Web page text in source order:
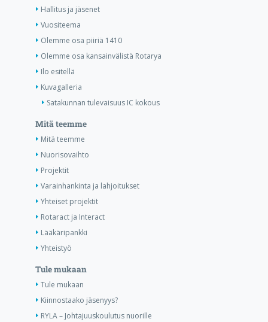
Hallitus ja jäsenet
Vuositeema
Olemme osa piiriä 1410
Olemme osa kansainvälistä Rotarya
Ilo esitellä
Kuvagalleria
Satakunnan tulevaisuus IC kokous
Mitä teemme
Mitä teemme
Nuorisovaihto
Projektit
Varainhankinta ja lahjoitukset
Yhteiset projektit
Rotaract ja Interact
Lääkäripankki
Yhteistyö
Tule mukaan
Tule mukaan
Kiinnostaako jäsenyys?
RYLA – Johtajuuskoulutus nuorille